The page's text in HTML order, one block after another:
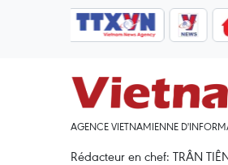
AGENCE VIETNAMIENNE
Rédacteur en chef: TRÂN